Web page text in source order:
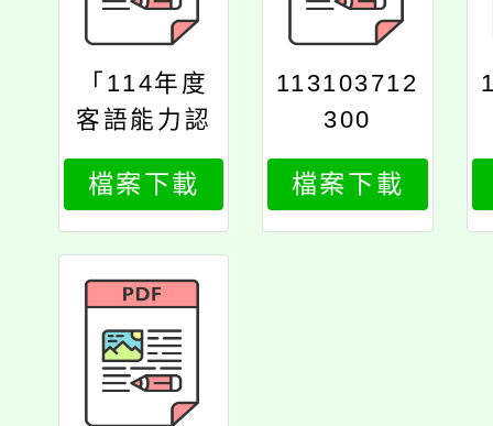
「114年度
客語能力認
證」基礎級
暨初級多梯
次認證
檔案下載
113103712
300
檔案下載